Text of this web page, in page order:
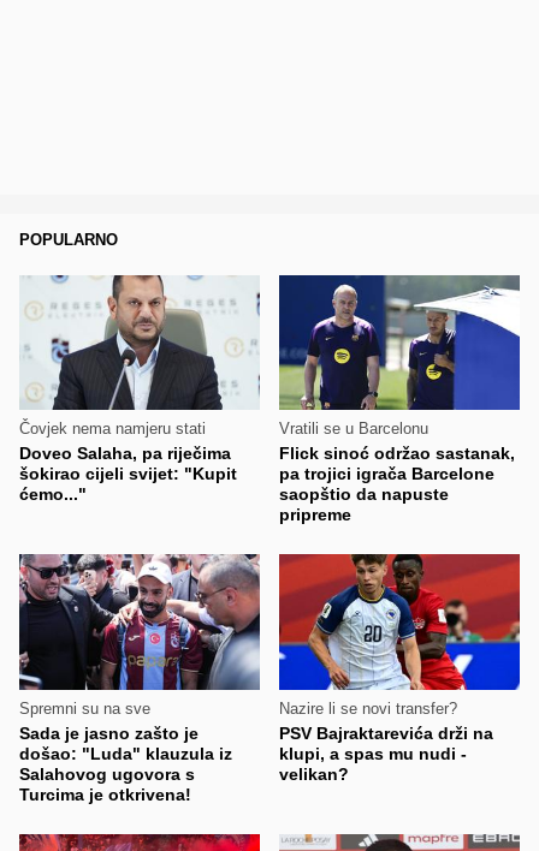
POPULARNO
Čovjek nema namjeru stati
Doveo Salaha, pa riječima
šokirao cijeli svijet: "Kupit
ćemo..."
Vratili se u Barcelonu
Flick sinoć održao sastanak,
pa trojici igrača Barcelone
saopštio da napuste
pripreme
Spremni su na sve
Sada je jasno zašto je
došao: "Luda" klauzula iz
Salahovog ugovora s
Turcima je otkrivena!
Nazire li se novi transfer?
PSV Bajraktarevića drži na
klupi, a spas mu nudi -
velikan?